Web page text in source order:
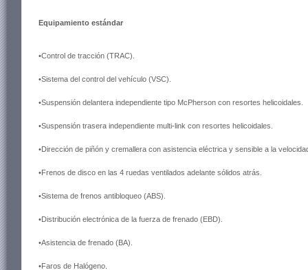
Equipamiento estándar
•Control de tracción (TRAC).
•Sistema del control del vehículo (VSC).
•Suspensión delantera independiente tipo McPherson con resortes helicoidales.
•Suspensión trasera independiente multi-link con resortes helicoidales.
•Dirección de piñón y cremallera con asistencia eléctrica y sensible a la
•Frenos de disco en las 4 ruedas ventilados adelante sólidos atrás.
•Sistema de frenos antibloqueo (ABS).
•Distribución electrónica de la fuerza de frenado (EBD).
•Asistencia de frenado (BA).
•Faros de Halógeno.